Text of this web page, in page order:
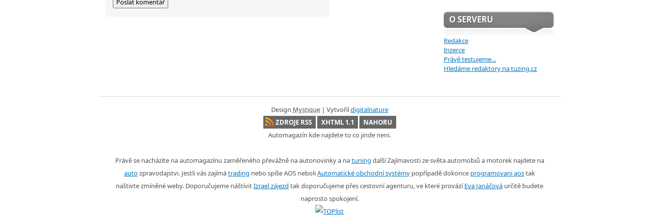
O SERVERU
Redakce
Inzerce
Právě testujeme…
Hledáme redaktory na tuzing.cz
Design Mystique| Vytvořildigitalnature
ZDROJE RSS
XHTML 1.1
NAHORU
Automagazín kde najdete to co jinde neni.
Právě se nacházíte na automagazínu zaměřeného převážně na autonovinky a natuning další Zajímavosti ze světa automobiů a motorek najdete na
autozpravodajstvi. Jestli vás zajímátrading nebo spíše AOS neboliAutomatické obchodní systémy popřípadě dokonce programovani aostak
naštivte zmíněné weby. Doporučujeme náštívitIzrael zájezd tak doporučujeme přes cestovní agenturu, ve které provázíEva Janáčová určitě budete
naprosto spokojení.